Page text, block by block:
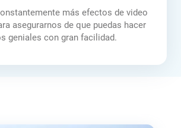
más efectos de video
asegurarnos de que puedas hacer
geniales con gran facilidad.